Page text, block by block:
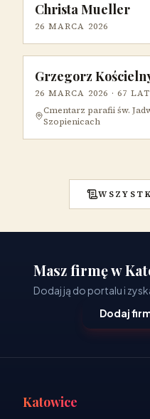
Christa Mueller
26 MARCA 2026
Grzegorz
26 MARCA 2026 · 67 LAT
Cmentarz parafii św.
Szopienicach
Masz firmę w
Dodaj ją do portalu i
Dodaj
Katowice